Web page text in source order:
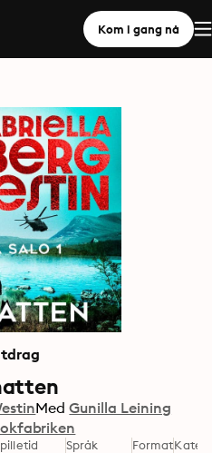
Kom i gang nå
Med Gunilla Leining
Språk Format